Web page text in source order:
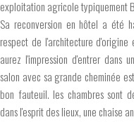
exploitation agricole typiquement
Sa reconversion en hôtel a été
respect de l'architecture
aurez l'impression d'entrer dans
salon avec sa grande cheminée
bon fauteuil. les chambres sont
dans l'esprit des lieux, une chaise